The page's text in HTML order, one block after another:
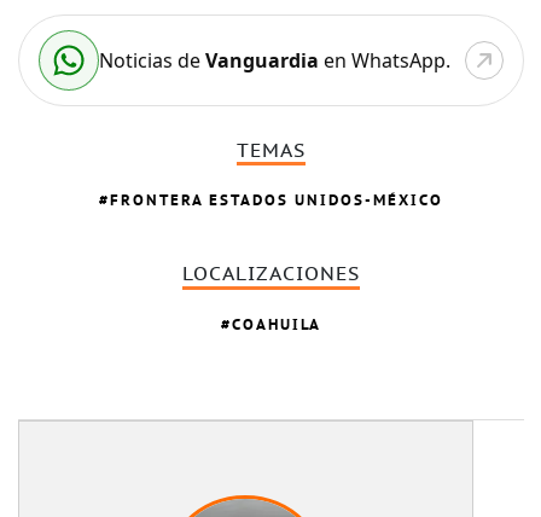
Noticias deVanguardia en WhatsApp.
TEMAS
FRONTERA ESTADOS UNIDOS-MÉXICO
LOCALIZACIONES
COAHUILA